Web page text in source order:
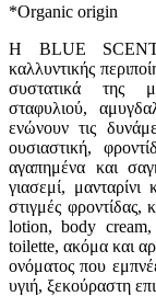
*Organic origin
Η BLUE
καλλυντικής
συστατικά της
σταφυλιού,
ενώνουν τις
ουσιαστική,
αγαπημένα και
γιασεμί,
στιγμές
lotion, body cream,
toilette, ακόμα και
ονόματος που
υγιή, ξεκούραστη